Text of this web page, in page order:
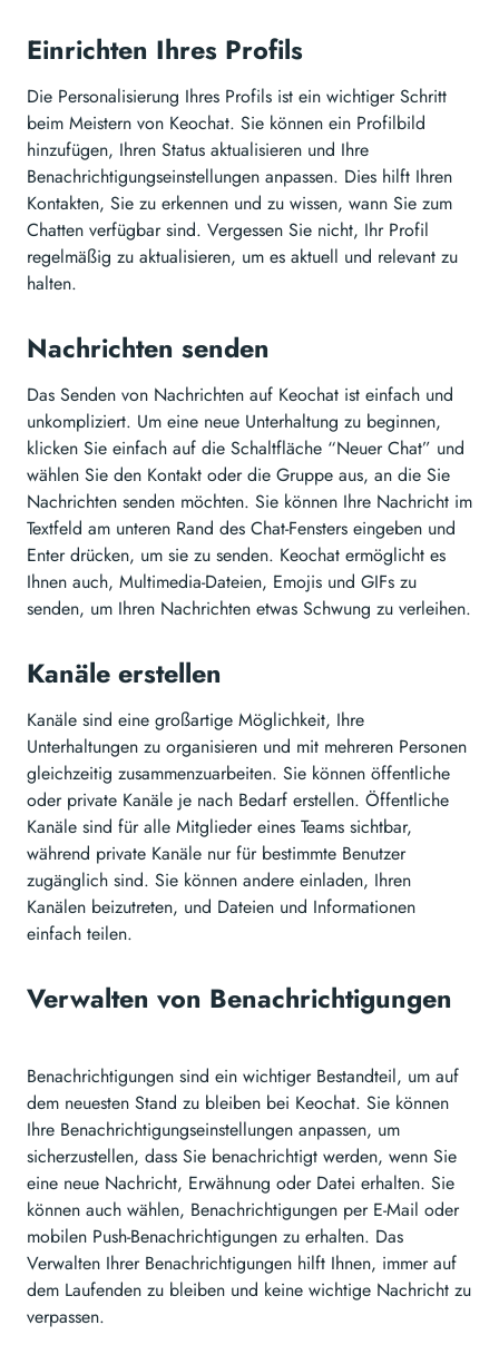
Einrichten Ihres Profils
Die Personalisierung Ihres Profils ist ein wichtiger Schritt
beim Meistern von Keochat. Sie können ein Profilbild
hinzufügen, Ihren Status aktualisieren und Ihre
Benachrichtigungseinstellungen anpassen. Dies hilft Ihren
Kontakten, Sie zu erkennen und zu wissen, wann Sie zum
Chatten verfügbar sind. Vergessen Sie nicht, Ihr Profil
regelmäßig zu aktualisieren, um es aktuell und relevant zu
halten.
Nachrichten senden
Das Senden von Nachrichten auf Keochat ist einfach und
unkompliziert. Um eine neue Unterhaltung zu beginnen,
klicken Sie einfach auf die Schaltfläche “Neuer Chat” und
wählen Sie den Kontakt oder die Gruppe aus, an die Sie
Nachrichten senden möchten. Sie können Ihre Nachricht im
Textfeld am unteren Rand des Chat-Fensters eingeben und
Enter drücken, um sie zu senden. Keochat ermöglicht es
Ihnen auch, Multimedia-Dateien, Emojis und GIFs zu
senden, um Ihren Nachrichten etwas Schwung zu verleihen.
Kanäle erstellen
Kanäle sind eine großartige Möglichkeit, Ihre
Unterhaltungen zu organisieren und mit mehreren Personen
gleichzeitig zusammenzuarbeiten. Sie können öffentliche
oder private Kanäle je nach Bedarf erstellen. Öffentliche
Kanäle sind für alle Mitglieder eines Teams sichtbar,
während private Kanäle nur für bestimmte Benutzer
zugänglich sind. Sie können andere einladen, Ihren
Kanälen beizutreten, und Dateien und Informationen
einfach teilen.
Verwalten von Benachrichtigungen
Benachrichtigungen sind ein wichtiger Bestandteil, um auf
dem neuesten Stand zu bleiben bei Keochat. Sie können
Ihre Benachrichtigungseinstellungen anpassen, um
sicherzustellen, dass Sie benachrichtigt werden, wenn Sie
eine neue Nachricht, Erwähnung oder Datei erhalten. Sie
können auch wählen, Benachrichtigungen per E-Mail oder
mobilen Push-Benachrichtigungen zu erhalten. Das
Verwalten Ihrer Benachrichtigungen hilft Ihnen, immer auf
dem Laufenden zu bleiben und keine wichtige Nachricht zu
verpassen.